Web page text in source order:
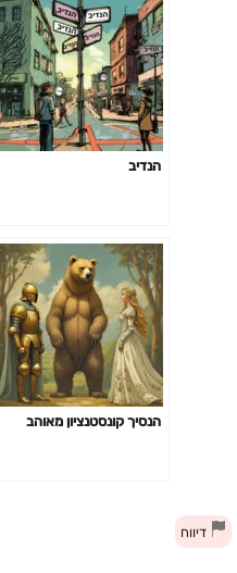
הנדיב
הנסיך קונסטנציון מאוהב
דיווח